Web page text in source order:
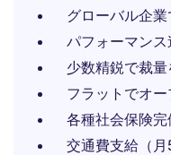
グローバル企
パフォーマン
少数精鋭で裁
フラットでオ
各種社会保険完
交通費支給（月